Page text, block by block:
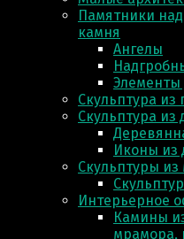
Памятники
камня
Ангелы
Элементы
Скульптура из
Скульптура из
Иконы из
Скульптуры из
Интерьерное
Камины
мрамора,